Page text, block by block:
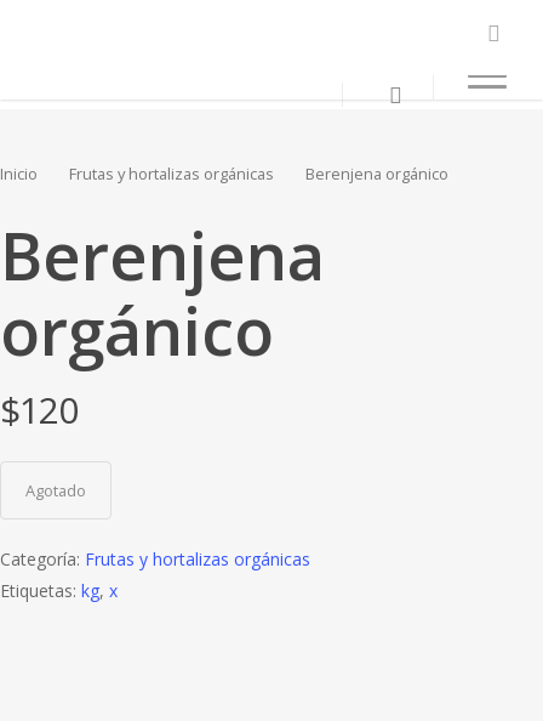
Inicio Frutas y hortalizas orgánicas Berenjena orgánico
Berenjena
orgánico
$120
Agotado
Categoría: Frutas y hortalizas orgánicas
Etiquetas: kg, x